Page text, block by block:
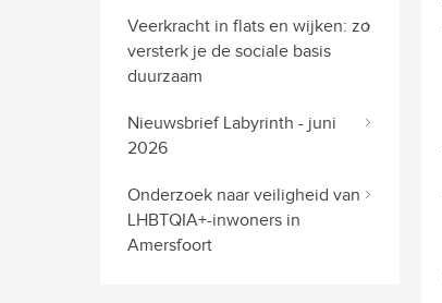
Veerkracht in flats en wijken: zo
versterk je de sociale basis
duurzaam
Nieuwsbrief Labyrinth - juni
2026
Onderzoek naar veiligheid van
LHBTQIA+-inwoners in
Amersfoort